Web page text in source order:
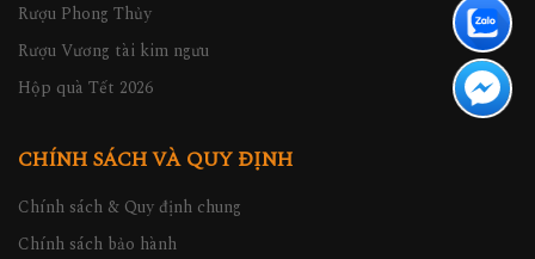
Rượu Phong Thủy
Rượu Vương tài kim ngưu
Hộp quà Tết 2026
CHÍNH SÁCH VÀ QUY ĐỊNH
Chính sách & Quy định chung
Chính sách bảo hành